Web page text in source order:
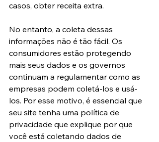
casos, obter receita extra.
No entanto, a coleta dessas
informações não é tão fácil. Os
consumidores estão protegendo
mais seus dados e os governos
continuam a regulamentar como as
empresas podem coletá-los e usá-
los. Por esse motivo, é essencial que
seu site tenha uma política de
privacidade que explique por que
você está coletando dados de